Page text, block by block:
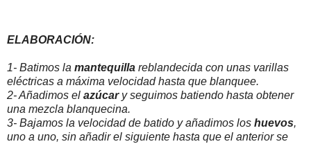
ELABORACIÓN:
1- Batimos la mantequilla reblandecida con unas varillas
eléctricas a máxima velocidad hasta que blanquee.
2- Añadimos el azúcary seguimos batiendo hasta obtener
una mezcla blanquecina.
3- Bajamos la velocidad de batido y añadimos los huevos,
uno a uno, sin añadir el siguiente hasta que el anterior se